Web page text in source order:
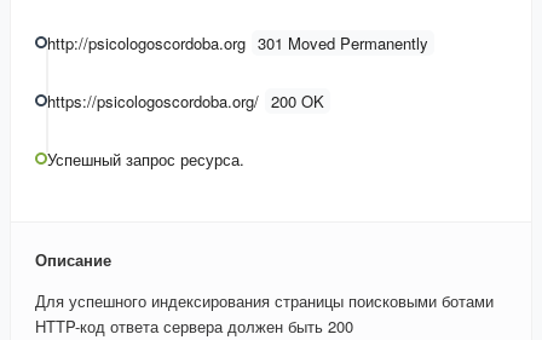
http://psicologoscordoba.org 301 Moved Permanently
https://psicologoscordoba.org/ 200 OK
Успешный запрос ресурса.
Описание
Для успешного индексирования страницы поисковыми ботами
HTTP-код ответа сервера должен быть 200